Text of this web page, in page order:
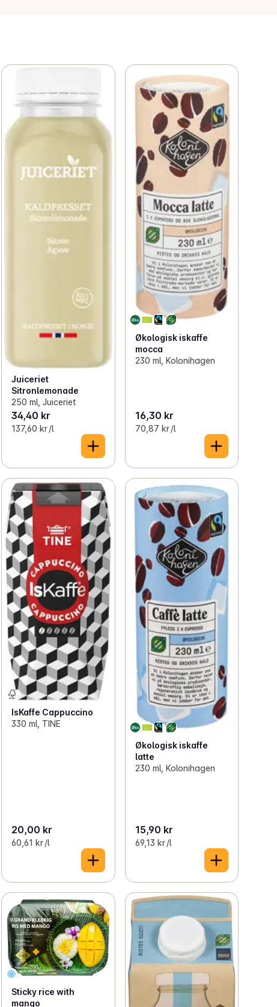
Juiceriet
Sitronlemonade
250 ml, Juiceriet
34,40 kr
137,60 kr /l
Økologisk iskaffe
mocca
230 ml, Kolonihagen
16,30 kr
70,87 kr /l
IsKaffe Cappuccino
330 ml, TINE
20,00 kr
60,61 kr /l
Økologisk iskaffe
latte
230 ml, Kolonihagen
15,90 kr
69,13 kr /l
Sticky rice with
mango